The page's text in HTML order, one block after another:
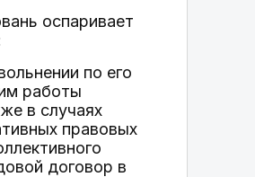
оспаривает
по его
работы
в случаях
правовых
договор в